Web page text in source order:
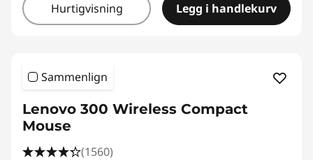
Hurtigvisning Legg i handlekurv
Sammenlign
Lenovo 300 Wireless Compact
Mouse
(1560)